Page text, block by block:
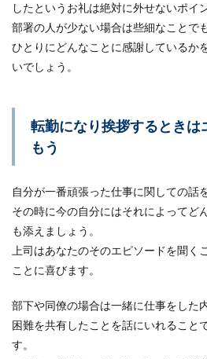
合】持ち物や
結婚式へ出席する
したというお礼は絶対に外せないポイ
部署の人が少ない場合は些細なことで
ひとりにどんなことに感謝しているか
いでしょう。
転勤になり挨拶するときは
もう
自分が一番頑張った仕事に関しての話
その時に今の自分にはそれによってど
も添えましょう。
上司はあなたのそのエピソードを聞く
ことに喜びます。
部下や同僚の場合は一緒に仕事をした
困難を共有したことを話にいれること
す。